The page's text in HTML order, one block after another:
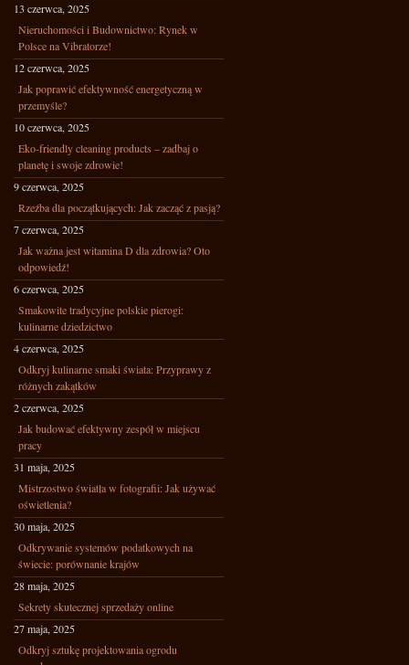
13 czerwca, 2025
Nieruchomości i Budownictwo: Rynek w
Polsce na Vibratorze!
12 czerwca, 2025
Jak poprawić efektywność energetyczną w
przemyśle?
10 czerwca, 2025
Eko-friendly cleaning products – zadbaj o
planetę i swoje zdrowie!
9 czerwca, 2025
Rzeźba dla początkujących: Jak zacząć z pasją?
7 czerwca, 2025
Jak ważna jest witamina D dla zdrowia? Oto
odpowiedź!
6 czerwca, 2025
Smakowite tradycyjne polskie pierogi:
kulinarne dziedzictwo
4 czerwca, 2025
Odkryj kulinarne smaki świata: Przyprawy z
różnych zakątków
2 czerwca, 2025
Jak budować efektywny zespół w miejscu
pracy
31 maja, 2025
Mistrzostwo światła w fotografii: Jak używać
oświetlenia?
30 maja, 2025
Odkrywanie systemów podatkowych na
świecie: porównanie krajów
28 maja, 2025
Sekrety skutecznej sprzedaży online
27 maja, 2025
Odkryj sztukę projektowania ogrodu